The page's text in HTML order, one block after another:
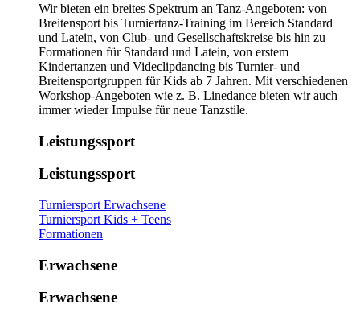
Wir bieten ein breites Spektrum an Tanz-Angeboten: von
Breitensport bis Turniertanz-Training im Bereich Standard
und Latein, von Club- und Gesellschaftskreise bis hin zu
Formationen für Standard und Latein, von erstem
Kindertanzen und Videclipdancing bis Turnier- und
Breitensportgruppen für Kids ab 7 Jahren. Mit verschiedenen
Workshop-Angeboten wie z. B. Linedance bieten wir auch
immer wieder Impulse für neue Tanzstile.
Leistungssport
Leistungssport
Turniersport Erwachsene
Turniersport Kids + Teens
Formationen
Erwachsene
Erwachsene